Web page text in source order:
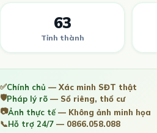
63
Tỉnh thành
✅Chính chủ — Xác minh SĐT thật
🛡️Pháp lý rõ — Sổ riêng, thổ cư
📷Ảnh thực tế— Không ảnh minh họa
📞Hỗ trợ 24/7 — 0866.058.088